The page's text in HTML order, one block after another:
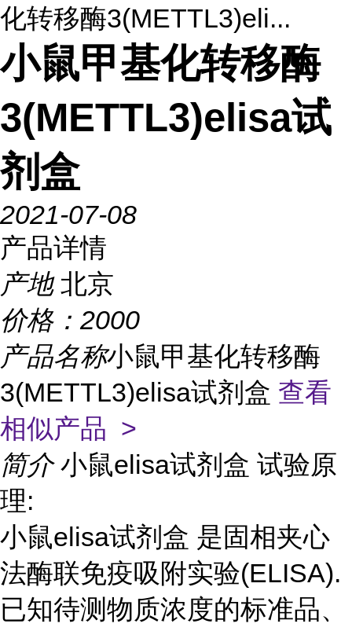
化转移酶3(METTL3)eli...
小鼠甲基化转移酶
3(METTL3)elisa试
剂盒
2021-07-08
产品详情
产地 北京
价格： 2000
产品名称小鼠甲基化转移酶
3(METTL3)elisa试剂盒 查看
相似产品 >
简介 小鼠elisa试剂盒 试验原
理:
小鼠elisa试剂盒 是固相夹心
法酶联免疫吸附实验(ELISA).
已知待测物质浓度的标准品、